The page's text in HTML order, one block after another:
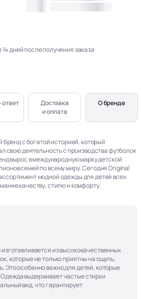
14 дней после получения заказа
ответ
Доставка
и оплата
О бренде
с богатой историей, который
свою деятельность с производства футболок
вырос в международную марку детской
семей по всему миру. Сегодня Original
модной одежды для детей всех
качеству, стилю и комфорту.
из высококачественных
которые не только приятны на ощупь,
Это особенно важно для детей, которые
выдерживает частые стирки
вид, что гарантирует